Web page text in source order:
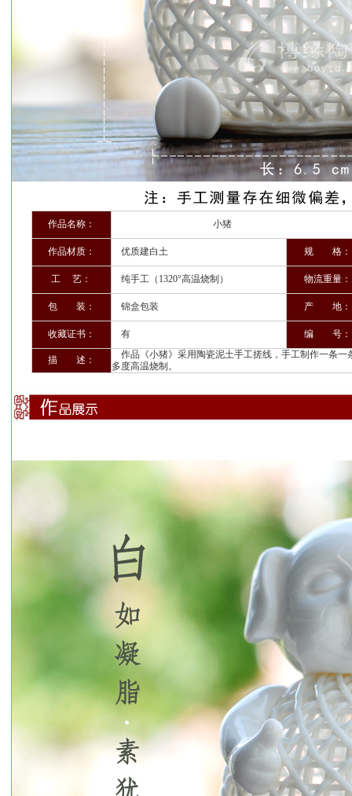
作品名称： 小猪
作品材质： 优质建白土 规 格：
工 艺： 纯手工（1320°高温烧制） 物流重量：
包 装： 锦盒包装 产 地：
收藏证书： 有 编 号：
描 述：
作品《小猪》采用陶瓷泥土手工搓线，手工制作一条一
多度高温烧制。